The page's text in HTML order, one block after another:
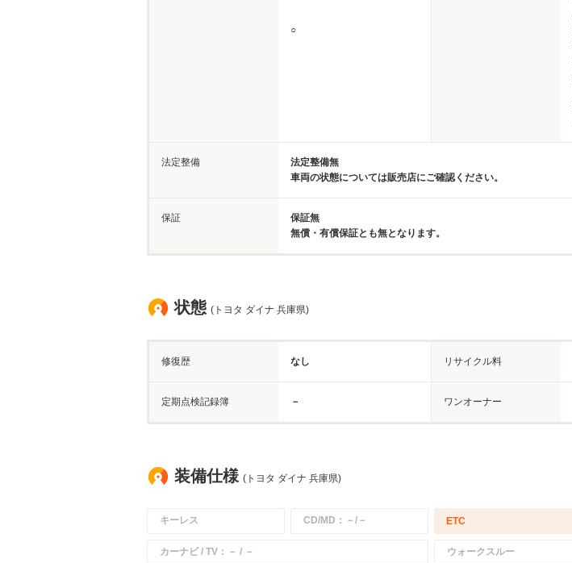
○
法定整備
法定整備無
車両の状態については販売店にご確認ください。
保証
保証無
無償・有償保証とも無となります。
状態 (トヨタ ダイナ 兵庫県)
修復歴 なし リサイクル料
定期点検記録簿 － ワンオーナー
装備仕様 (トヨタ ダイナ 兵庫県)
キーレス CD/MD：－/－ ETC
カーナビ / TV：－ / － ウォークスルー